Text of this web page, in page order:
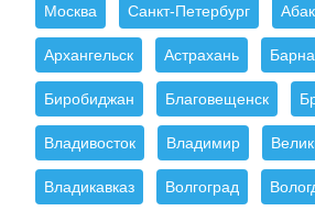
Москва Санкт-Петербург
Архангельск Астрахань
Биробиджан Благовещенск
Владивосток Владимир
Владикавказ Волгоград